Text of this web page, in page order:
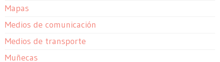
Mapas
Medios de comunicación
Medios de transporte
Muñecas